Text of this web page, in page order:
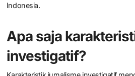
Indonesia.
Apa saja
investigatif?